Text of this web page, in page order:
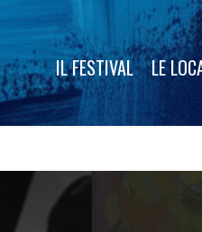
IL FESTIVAL LE